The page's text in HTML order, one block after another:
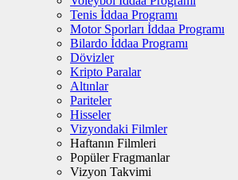
Tenis İddaa Programı
Motor Sporları İddaa Programı
Bilardo İddaa Programı
Dövizler
Kripto Paralar
Altınlar
Pariteler
Hisseler
Vizyondaki Filmler
Haftanın Filmleri
Popüler Fragmanlar
Vizyon Takvimi